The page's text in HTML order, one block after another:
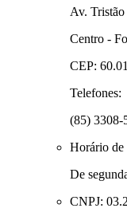
Av.
Centro -
CEP:
Telefones:
(85) 3308-
Horário de
De
CNPJ: